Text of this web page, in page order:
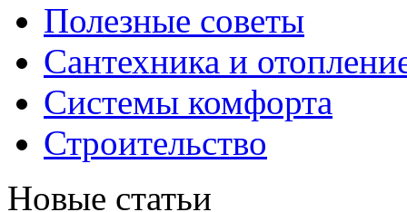
Полезные советы
Сантехника и
Системы комфорта
Строительство
Новые статьи